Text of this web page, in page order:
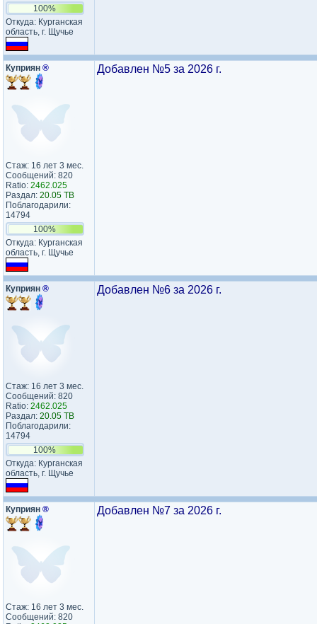
100%
Откуда: Курганская
область, г. Щучье
Куприян ®
Стаж: 16 лет 3 мес.
Сообщений: 820
Ratio: 2462.025
Раздал: 20.05 TB
Поблагодарили:
14794
100%
Откуда: Курганская
область, г. Щучье
Добавлен №5 за 2026 г.
Куприян ®
Стаж: 16 лет 3 мес.
Сообщений: 820
Ratio: 2462.025
Раздал: 20.05 TB
Поблагодарили:
14794
100%
Откуда: Курганская
область, г. Щучье
Добавлен №6 за 2026 г.
Куприян ®
Стаж: 16 лет 3 мес.
Сообщений: 820
Добавлен №7 за 2026 г.